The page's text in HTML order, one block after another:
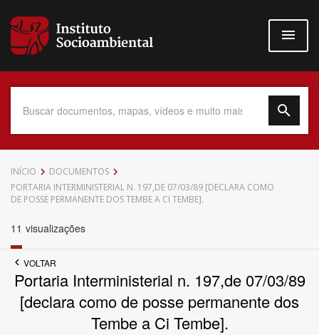
para
conteúdo
Data do Documento
Povo Indígena
INÍCIO
DOCUMENTOS
PORTARIA INTERMINISTERIAL N. 197,DE 07/03/89 [DECLARA COMO
DE POSSE PERMANENTE DOS TEMBE A CI TEMBE].
11 visualizações
VOLTAR
Portaria Interministerial n. 197,de 07/03/89
[declara como de posse permanente dos
Tembe a Ci Tembe].